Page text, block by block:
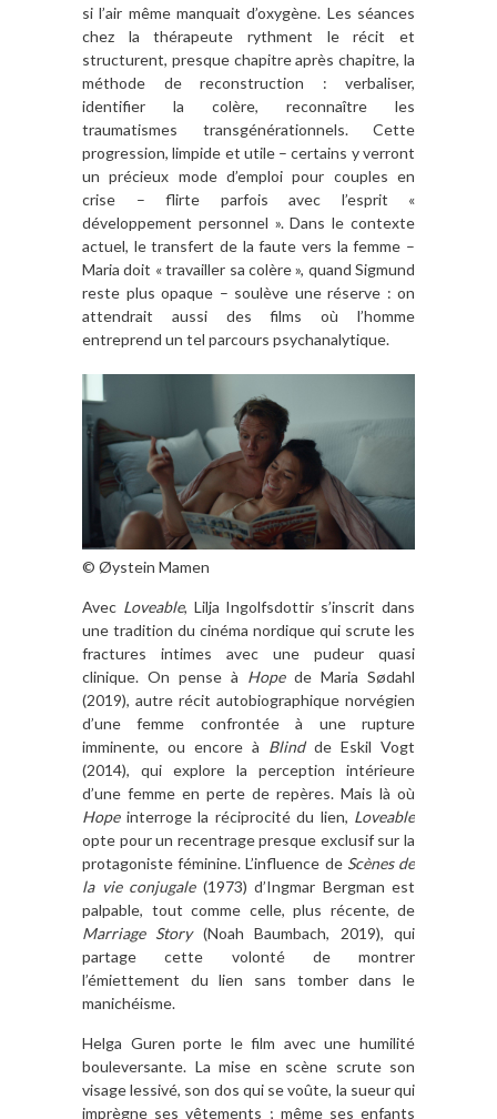
si l’air même manquait d’oxygène. Les séances
chez la thérapeute rythment le récit et
structurent, presque chapitre après chapitre, la
méthode de reconstruction : verbaliser,
identifier la colère, reconnaître les
traumatismes transgénérationnels. Cette
progression, limpide et utile – certains y verront
un précieux mode d’emploi pour couples en
crise – flirte parfois avec l’esprit «
développement personnel ». Dans le contexte
actuel, le transfert de la faute vers la femme –
Maria doit « travailler sa colère », quand Sigmund
reste plus opaque – soulève une réserve : on
attendrait aussi des films où l’homme
entreprend un tel parcours psychanalytique.
© Øystein Mamen
Avec Loveable, Lilja Ingolfsdottir s’inscrit dans
une tradition du cinéma nordique qui scrute les
fractures intimes avec une pudeur quasi
clinique. On pense à Hopede Maria Sødahl
(2019), autre récit autobiographique norvégien
d’une femme confrontée à une rupture
imminente, ou encore à Blindde Eskil Vogt
(2014), qui explore la perception intérieure
d’une femme en perte de repères. Mais là où
Hopeinterroge la réciprocité du lien, Loveable
opte pour un recentrage presque exclusif sur la
protagoniste féminine. L’influence de Scènes de
la vie conjugale(1973) d’Ingmar Bergman est
palpable, tout comme celle, plus récente, de
Marriage Story(Noah Baumbach, 2019), qui
partage cette volonté de montrer
l’émiettement du lien sans tomber dans le
manichéisme.
Helga Guren porte le film avec une humilité
bouleversante. La mise en scène scrute son
visage lessivé, son dos qui se voûte, la sueur qui
imprègne ses vêtements ; même ses enfants